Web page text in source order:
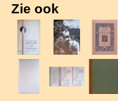
Zie ook